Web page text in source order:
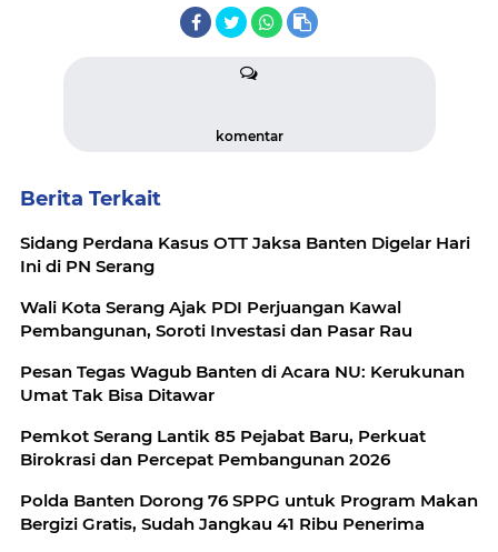
komentar
Berita Terkait
Sidang Perdana Kasus OTT Jaksa Banten Digelar Hari
Ini di PN Serang
Wali Kota Serang Ajak PDI Perjuangan Kawal
Pembangunan, Soroti Investasi dan Pasar Rau
Pesan Tegas Wagub Banten di Acara NU: Kerukunan
Umat Tak Bisa Ditawar
Pemkot Serang Lantik 85 Pejabat Baru, Perkuat
Birokrasi dan Percepat Pembangunan 2026
Polda Banten Dorong 76 SPPG untuk Program Makan
Bergizi Gratis, Sudah Jangkau 41 Ribu Penerima